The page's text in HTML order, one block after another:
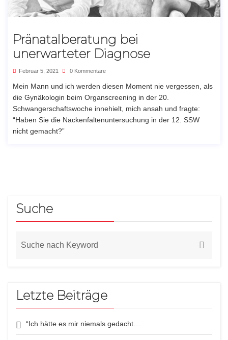
Pränatalberatung bei
unerwarteter Diagnose
Februar 5, 2021 0 Kommentare
Mein Mann und ich werden diesen Moment nie vergessen, als
die Gynäkologin beim Organscreening in der 20.
Schwangerschaftswoche innehielt, mich ansah und fragte:
“Haben Sie die Nackenfaltenuntersuchung in der 12. SSW
nicht gemacht?”
Suche
Letzte Beiträge
“Ich hätte es mir niemals gedacht…